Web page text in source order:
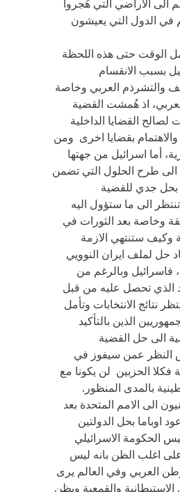
الاراضي التي هُجروا
في الدول التي يعيشون
الوقت حتى هذه اللحظة
بسبب الانقسام
والتشرذم العربي وخاصة
اذ هُمشت القضية
لصالح القضايا الداخلية
بقضايا اخرى ومن
أما اسرائيل من جهتها
طرح الحلول التي تضمن
بحل جدي للقضية
الى ما ستؤول اليه
وخاصة بعد الثورات في
وكيف ستنتهي الازمة
حل لملف ايران النوويي
فاسرائيل وبالرغم من
الذي تحصل عليه من قبل
نتائج الانتخابات وتأمل
الذين بالتأكيد
الى حل القضية
النظر عمن سيفوز في
فكلا الحزبين لن يكونا مع
بالمدى المنظور.
الى الامم المتحدة بعد
اوباما بحل الدولتين
الحكومة الاسرائيلي
وعلى اغلب الظن بانه ليس
العربي وفي العالم يرى
والقمعية ويظن